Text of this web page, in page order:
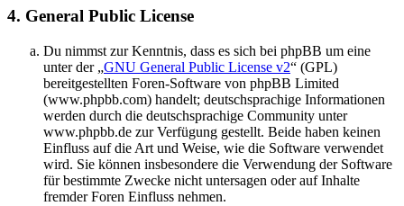
4. General Public License
Du nimmst zur Kenntnis, dass es sich bei phpBB um eine
unter der „GNU General Public License v2“ (GPL)
bereitgestellten Foren-Software von phpBB Limited
(www.phpbb.com) handelt; deutschsprachige Informationen
werden durch die deutschsprachige Community unter
www.phpbb.de zur Verfügung gestellt. Beide haben keinen
Einfluss auf die Art und Weise, wie die Software verwendet
wird. Sie können insbesondere die Verwendung der Software
für bestimmte Zwecke nicht untersagen oder auf Inhalte
fremder Foren Einfluss nehmen.